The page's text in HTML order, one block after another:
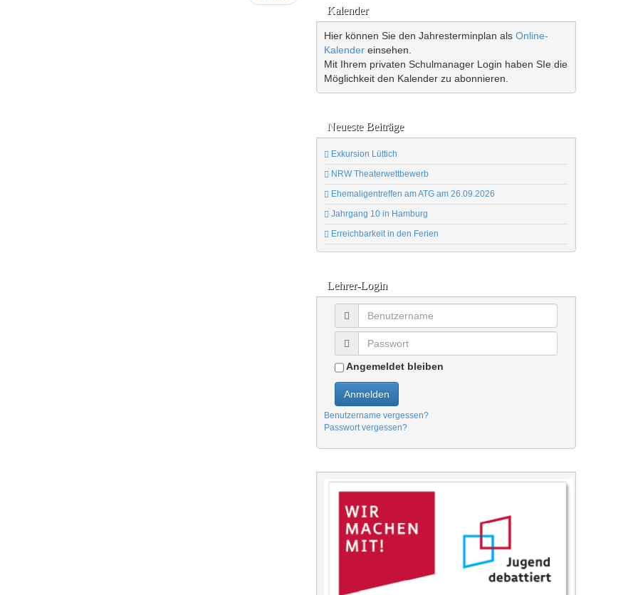
Kalender
Hier können Sie den Jahresterminplan als Online-
Kalender einsehen.
Mit Ihrem privaten Schulmanager Login haben SIe die
Möglichkeit den Kalender zu abonnieren.
Neueste Beiträge
Exkursion Lüttich
NRW Theaterwettbewerb
Ehemaligentreffen am ATG am 26.09.2026
Jahrgang 10 in Hamburg
Erreichbarkeit in den Ferien
Lehrer-Login
Angemeldet bleiben
Anmelden
Benutzername vergessen?
Passwort vergessen?